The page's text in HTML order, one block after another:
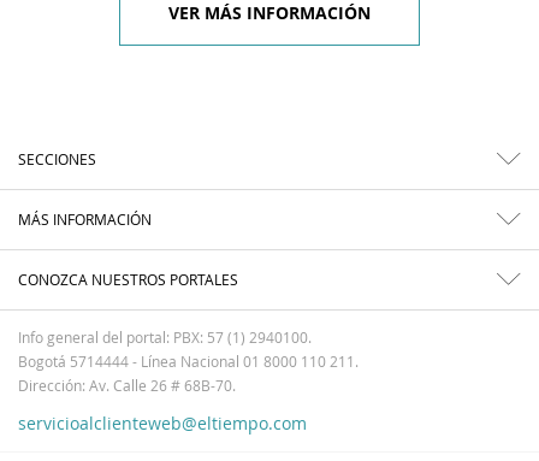
VER MÁS INFORMACIÓN
SECCIONES
MÁS INFORMACIÓN
CONOZCA NUESTROS PORTALES
Info general del portal: PBX: 57 (1) 2940100.
Bogotá 5714444 - Línea Nacional 01 8000 110 211.
Dirección: Av. Calle 26 # 68B-70.
servicioalclienteweb@eltiempo.com